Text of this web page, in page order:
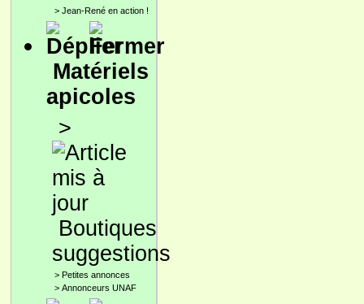
> Jean-René en action !
Matériels
apicoles
>
Boutiques
suggestions
> Petites annonces
> Annonceurs UNAF